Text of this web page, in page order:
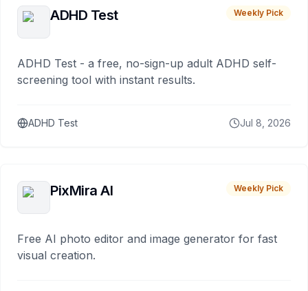
ADHD Test Weekly Pick
ADHD Test - a free, no-sign-up adult ADHD self-
screening tool with instant results.
ADHD Test Jul 8, 2026
PixMira AI Weekly Pick
Free AI photo editor and image generator for fast
visual creation.